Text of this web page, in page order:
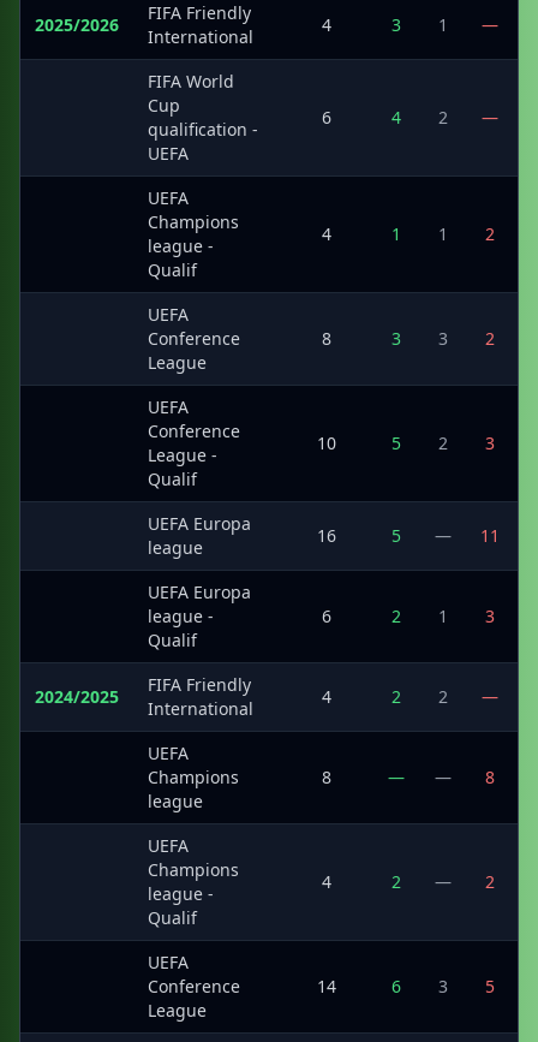
2025/2026
FIFA Friendly
International
4 3 1 —
FIFA World
Cup
qualification -
UEFA
6 4 2 —
UEFA
Champions
league -
Qualif
4 1 1 2
UEFA
Conference
League
8 3 3 2
UEFA
Conference
League -
Qualif
10 5 2 3
UEFA Europa
league
16 5 — 11
UEFA Europa
league -
Qualif
6 2 1 3
2024/2025
FIFA Friendly
International
4 2 2 —
UEFA
Champions
league
8 — — 8
UEFA
Champions
league -
Qualif
4 2 — 2
UEFA
Conference
League
14 6 3 5